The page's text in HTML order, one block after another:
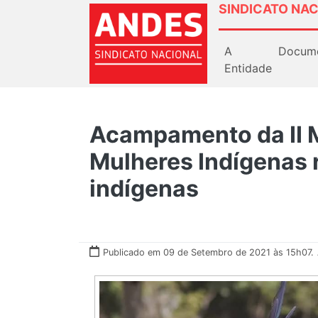
SINDICATO
A
Entidade
Acampamento da II
Mulheres Indígenas
indígenas
Publicado em 09 de Setembro de 2021 às 15h07.